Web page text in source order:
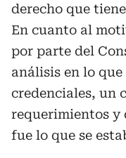
derecho que
En cuanto al
por parte del
análisis en lo
credenciales, un
requerimientos y
fue lo que se